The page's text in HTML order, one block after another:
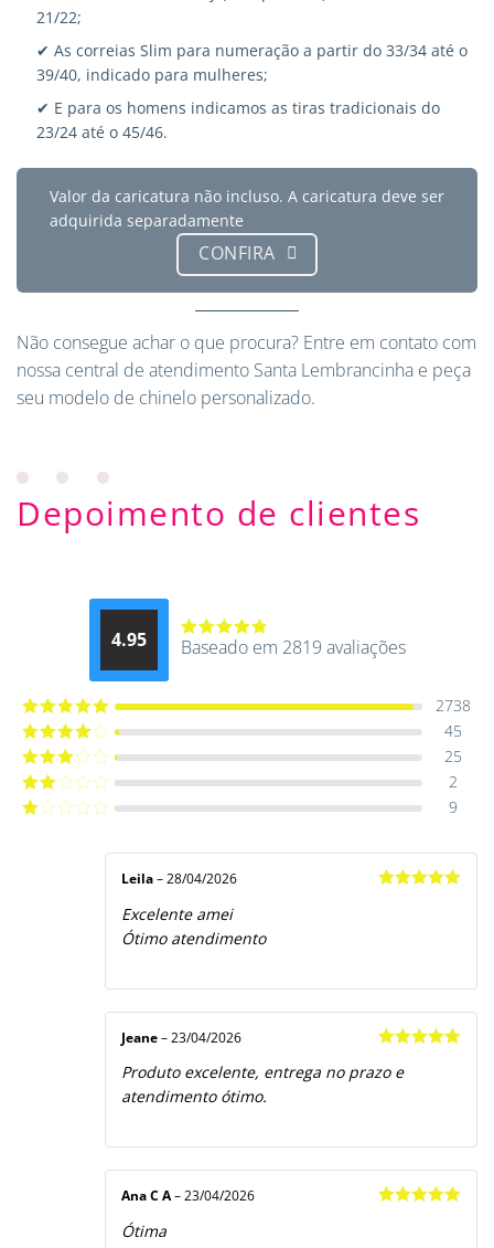
21/22;
✔ As correias Slim para numeração a partir do 33/34 até o
39/40, indicado para mulheres;
✔ E para os homens indicamos as tiras tradicionais do
23/24 até o 45/46.
Valor da caricatura não incluso. A caricatura deve ser
adquirida separadamente
CONFIRA
Não consegue achar o que procura? Entre em contato com
nossa central de atendimento Santa Lembrancinha e peça
seu modelo de chinelo personalizado.
Depoimento de clientes
4.95
Avaliação
Baseado em 2819 avaliações
Avaliação5
2738
Avaliação
45
Avaliação
25
Avaliação
2
9
Leila – 28/04/2026
Excelente amei
Ótimo atendimento
de 5
Jeane – 23/04/2026
Produto excelente, entrega no prazo e
atendimento ótimo.
Ana C A– 23/04/2026
Ótima